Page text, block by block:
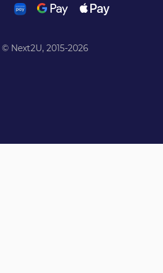
© Next2U, 2015-2026